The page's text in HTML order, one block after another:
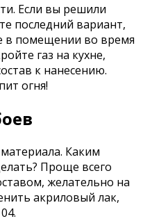
Если вы решили
последний вариант,
в помещении во время
газ на кухне,
к нанесению.
огня!
Каким
Проще всего
желательно на
акриловый лак,